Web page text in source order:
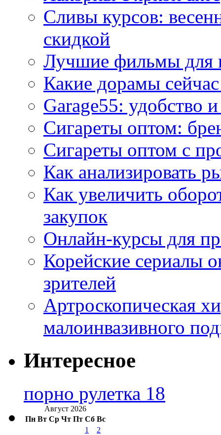
Сливы курсов:
скидкой
Лучшие фильмы для
Какие дорамы
Garage55: удобство
Сигареты оптом:
Сигареты оптом с
Как анализировать
Как увеличить
закупок
Онлайн-курсы для
Корейские сериалы
зрителей
Артроскопическая
малоинвазивного
Интересное
порно рулетка 18
Август 2026
Пн Вт Ср Чт Пт Сб Вс
1
2